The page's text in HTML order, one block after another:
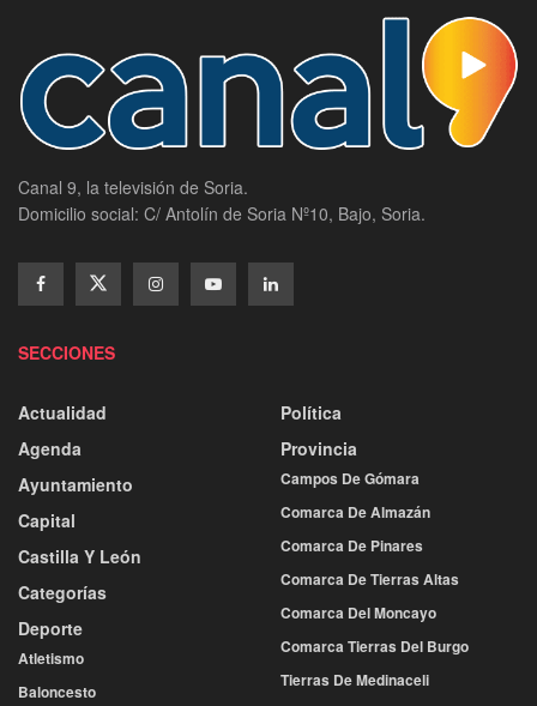
Canal 9, la televisión de Soria.
Domicilio social: C/ Antolín de Soria Nº10, Bajo, Soria.
SECCIONES
Actualidad
Agenda
Ayuntamiento
Capital
Castilla Y León
Categorías
Deporte
Atletismo
Baloncesto
Política
Provincia
Campos De Gómara
Comarca De Almazán
Comarca De Pinares
Comarca De Tierras Altas
Comarca Del Moncayo
Comarca Tierras Del Burgo
Tierras De Medinaceli